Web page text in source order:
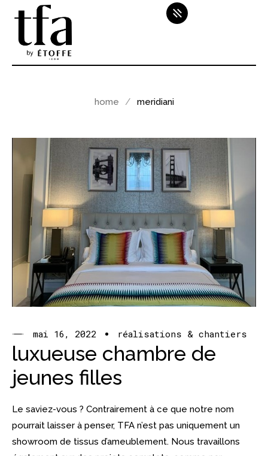
home meridiani
mai 16, 2022 réalisations & chantiers
luxueuse chambre de
jeunes filles
Le saviez-vous ? Contrairement à ce que notre nom
pourrait laisser à penser, TFA n’est pas uniquement un
showroom de tissus d’ameublement. Nous travaillons